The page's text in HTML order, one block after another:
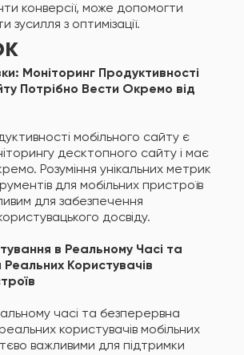
конверсії, може допомогти
зусилля з оптимізації.
Моніторинг Продуктивності
Потрібно Вести Окремо від
мобільного сайту є
десктопного сайту і має
Розуміння унікальних метрик
для мобільних пристроїв
для забезпечення
досвіду.
в Реальному Часі та
Реальних Користувачів
часі та безперервна
користувачів мобільних
важливими для підтримки